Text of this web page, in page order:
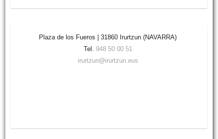
Plaza de los Fueros | 31860 Irurtzun (NAVARRA)
Tel. 948 50 00 51
irurtzun@irurtzun.eus